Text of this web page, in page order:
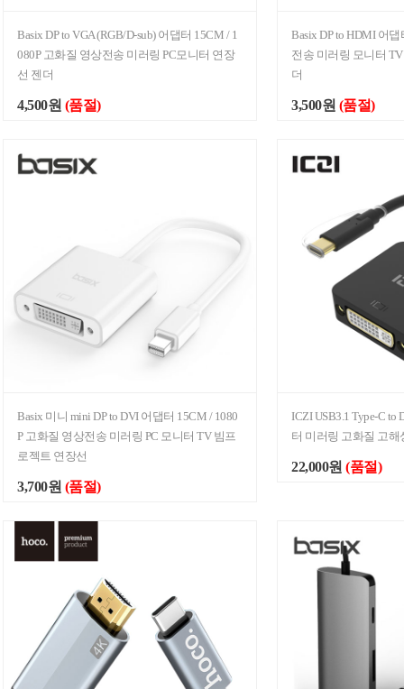
Basix DP to VGA (RGB/D-sub) 어댑터 15CM / 1
080P 고화질 영상전송 미러링 PC모니터 연장
선 젠더
4,500원 (품절)
Basix DP to HDMI 어
전송 미러링 모니터
더
3,500원 (품절)
Basix 미니 mini DP to DVI 어댑터 15CM / 1080
P 고화질 영상전송 미러링 PC 모니터 TV 빔프
로젝트 연장선
3,700원 (품절)
ICZI USB3.1 Type-C
터 미러링 고화질 고해
22,000원 (품절)